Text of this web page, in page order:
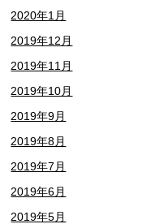
2020年1月
2019年12月
2019年11月
2019年10月
2019年9月
2019年8月
2019年7月
2019年6月
2019年5月